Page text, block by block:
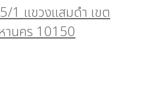
1 แขวงแสมดำ เขต
านคร 10150